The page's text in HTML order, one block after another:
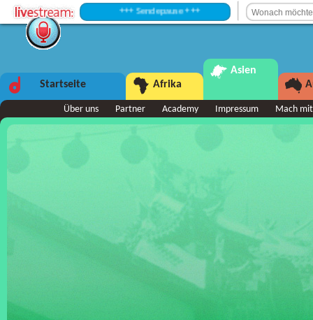
+++ Sendepause +++
Startseite Afrika
Asien
Über uns Partner Academy Impressum Mach mit